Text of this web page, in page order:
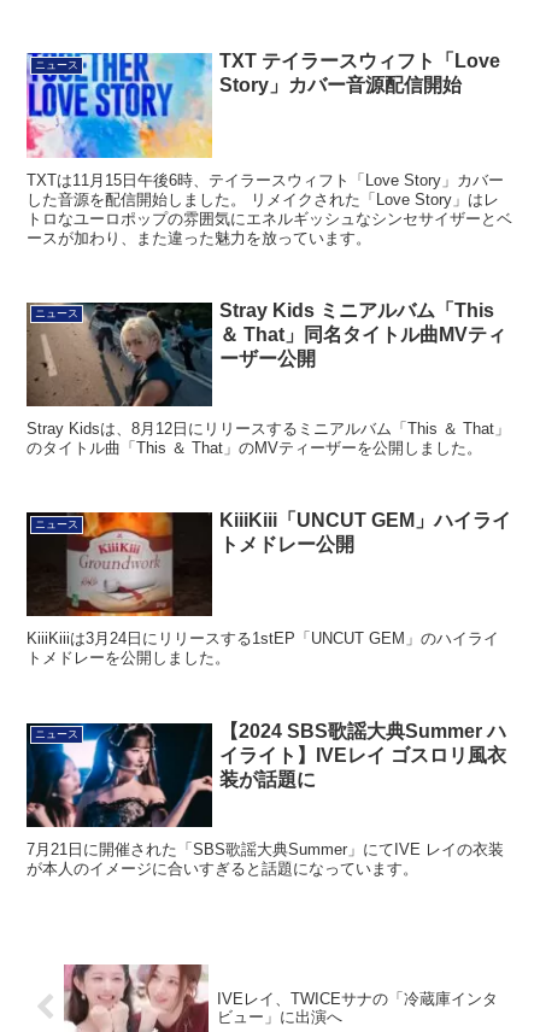
ニュース
TXT テイラースウィフト「Love
Story」カバー音源配信開始
TXTは11月15日午後6時、テイラースウィフト「Love Story」カバー
した音源を配信開始しました。 リメイクされた「Love Story」はレ
トロなユーロポップの雰囲気にエネルギッシュなシンセサイザーとベ
ースが加わり、また違った魅力を放っています。
ニュース
Stray Kids ミニアルバム「This
＆ That」同名タイトル曲MVティ
ーザー公開
Stray Kidsは、8月12日にリリースするミニアルバム「This ＆ That」
のタイトル曲「This ＆ That」のMVティーザーを公開しました。
ニュース
KiiiKiii「UNCUT GEM」ハイライ
トメドレー公開
KiiiKiiiは3月24日にリリースする1stEP「UNCUT GEM」のハイライ
トメドレーを公開しました。
ニュース
【2024 SBS歌謡大典Summer ハ
イライト】IVEレイ ゴスロリ風衣
装が話題に
7月21日に開催された「SBS歌謡大典Summer」にてIVE レイの衣装
が本人のイメージに合いすぎると話題になっています。
IVEレイ、TWICEサナの「冷蔵庫インタ
ビュー」に出演へ